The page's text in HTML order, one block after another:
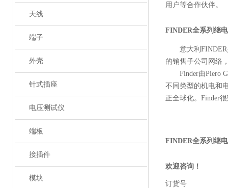
天线
端子
外壳
针式插座
电压测试仪
端板
接插件
模块
用户等合作伙伴。
FINDER全系列继
意大利
的销售子公司网络
Finder由Piero
不同类型的机电和
正全球化。Finder
FINDER全系列继
欢迎咨询！
订货号